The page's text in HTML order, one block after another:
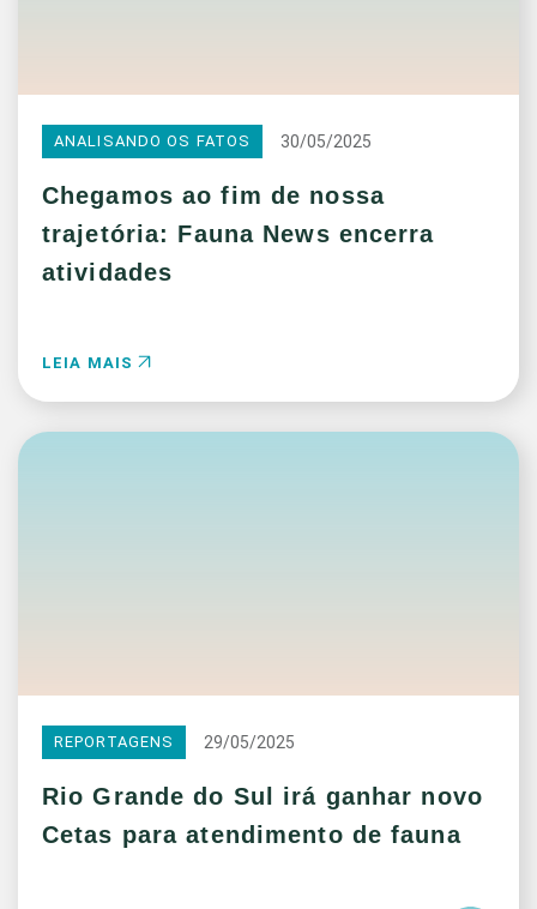
ANALISANDO OS FATOS 30/05/2025
Chegamos ao fim de nossa
trajetória: Fauna News encerra
atividades
LEIA MAIS
REPORTAGENS 29/05/2025
Rio Grande do Sul irá ganhar novo
Cetas para atendimento de fauna